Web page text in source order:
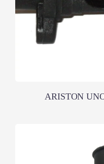
ARISTON